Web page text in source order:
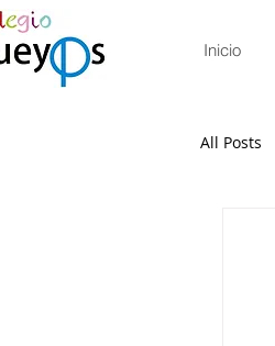
Inicio
All Posts